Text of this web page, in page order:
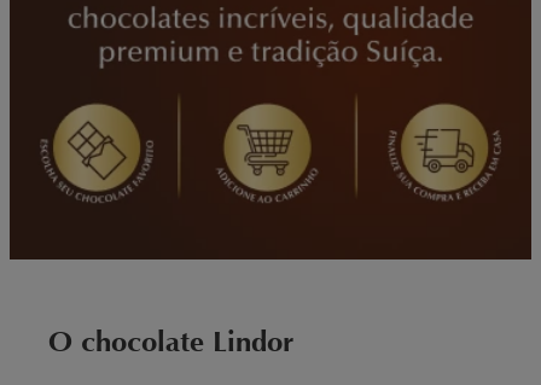
O chocolate Lindor